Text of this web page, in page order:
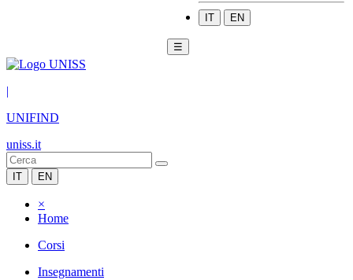
IT EN
☰
|
UNIFIND
uniss.it
IT EN
×
Home
Corsi
Insegnamenti